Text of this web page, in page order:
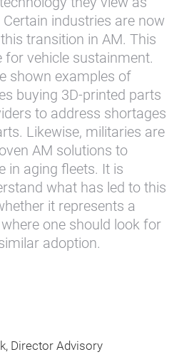
industries are now
transition in AM. This
for vehicle sustainment.
shown examples of
buying 3D-printed parts
to address shortages
Likewise, militaries are
AM solutions to
in aging fleets. It is
what has led to this
it represents a
one should look for
adoption.
Director Advisory